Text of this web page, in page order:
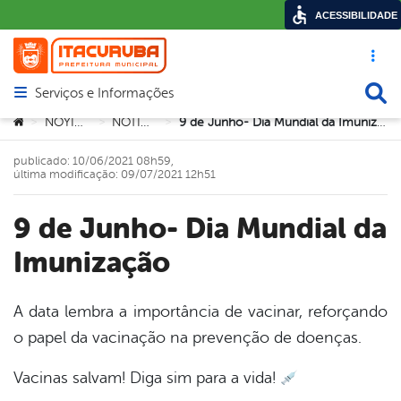
Acesso
Abrir menu principal de navegação
Serviços e Informações
Você está aqui:
> NOYÍCIA > NOTÍCIA > 9 de Junho- Dia Mundial da Imunização
9 de Junho- Dia Mundial da
Imunização
publicado: 10/06/2021 08h59,
última modificação: 09/07/2021 12h51
A data lembra a importância de vacinar, reforçando
o papel da vacinação na prevenção de doenças.
Vacinas salvam! Diga sim para a vida!
ACESSIBILIDADE